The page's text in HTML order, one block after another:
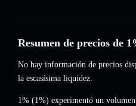
Resumen de precios de
No hay información de precios
la escasísima liquidez.
1% (1%) experimentó un